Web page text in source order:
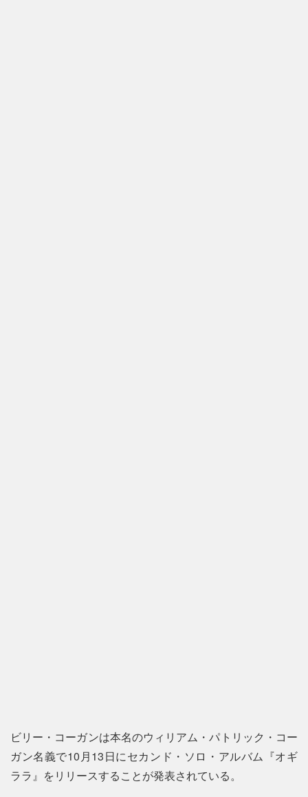
ビリー・コーガンは本名のウィリアム・パトリック・コー
ガン名義で10月13日にセカンド・ソロ・アルバム『オギ
ララ』をリリースすることが発表されている。